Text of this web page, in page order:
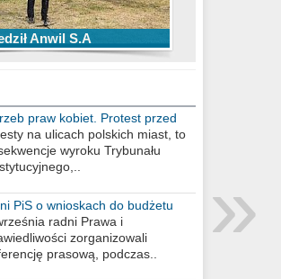
Anwil S.A
Anwilu Włocławek
2019/2020
Włocławek w BCL
praw kobiet. Protest przed
poselskim PiS
na ulicach polskich miast, to
wyroku Trybunału
PiS o wnioskach do budżetu
na 2021 rok
radni Prawa i
zorganizowali
prasową, podczas..
»